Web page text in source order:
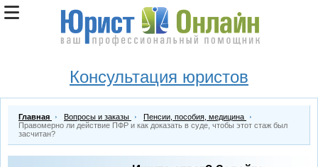
Консультация юристов
Главная Вопросы и заказы
Пенсии, пособия, медицина
Правомерно ли действие ПФР и как доказать в суде, чтобы этот стаж был
засчитан?